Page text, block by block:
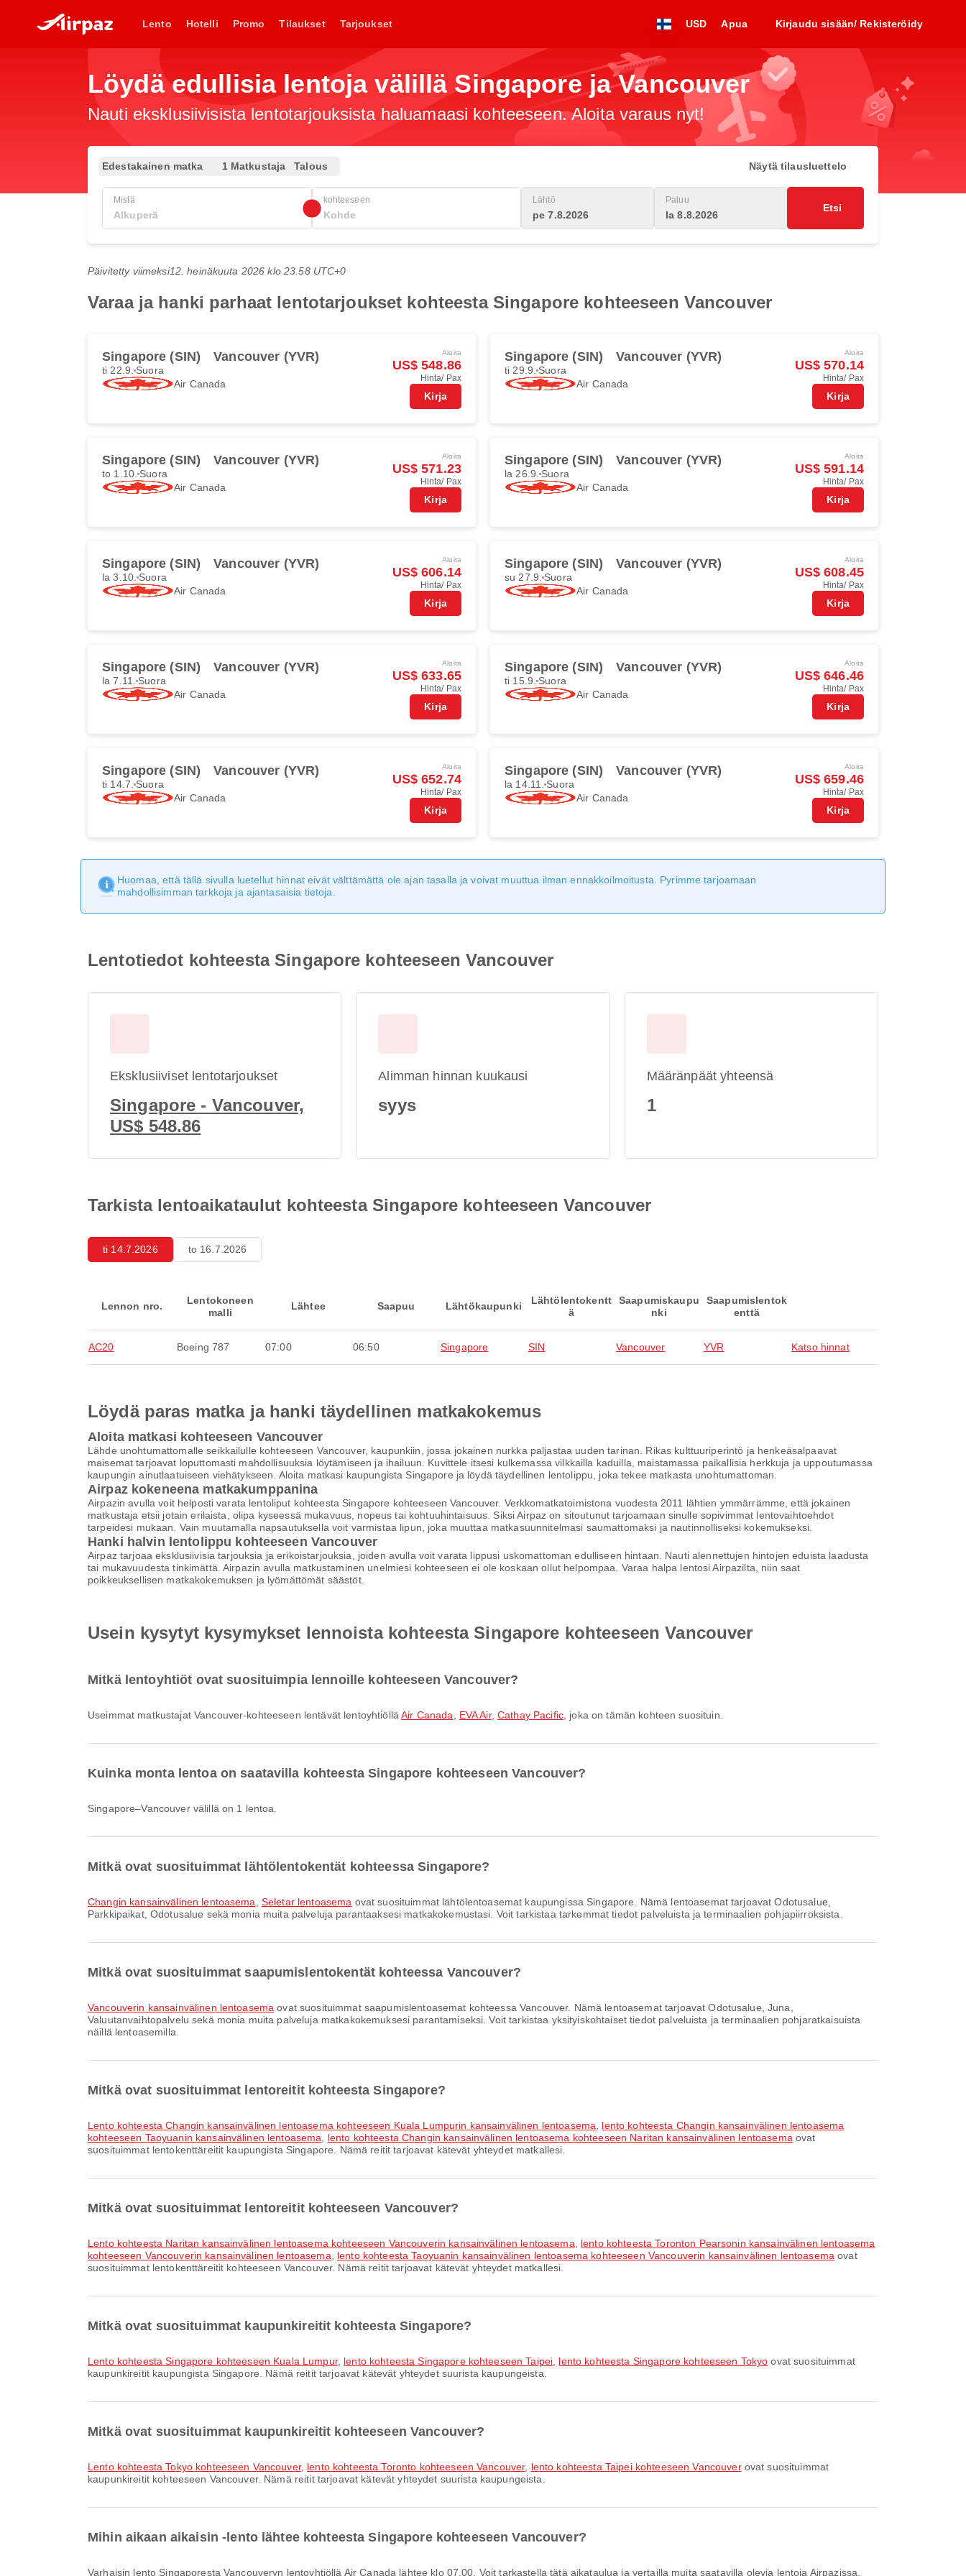
Lento Hotelli Promo Tilaukset Tarjoukset USD Apua Kirjaudu sisään/ Rekisteröidy
Löydä edullisia lentoja välillä Singapore ja Vancouver
Nauti eksklusiivisista lentotarjouksista haluamaasi kohteeseen. Aloita varaus nyt!
Edestakainen matka 1 Matkustaja Talous Näytä tilausluettelo
Mistä kohteeseen Lähtö
pe 7.8.2026
Paluu
la 8.8.2026
Etsi
Päivitetty viimeksi12. heinäkuuta 2026 klo 23.58 UTC+0
Varaa ja hanki parhaat lentotarjoukset kohteesta Singapore kohteeseen Vancouver
Singapore (SIN) Vancouver (YVR)
ti 22.9. Suora
Air Canada
Aloita
US$ 548.86
Hinta/ Pax
Kirja
Singapore (SIN) Vancouver (YVR)
ti 29.9. Suora
Air Canada
Aloita
US$ 570.14
Hinta/ Pax
Kirja
Singapore (SIN) Vancouver (YVR)
to 1.10. Suora
Air Canada
Aloita
US$ 571.23
Hinta/ Pax
Kirja
Singapore (SIN) Vancouver (YVR)
la 26.9. Suora
Air Canada
Aloita
US$ 591.14
Hinta/ Pax
Kirja
Singapore (SIN) Vancouver (YVR)
la 3.10. Suora
Air Canada
Aloita
US$ 606.14
Hinta/ Pax
Kirja
Singapore (SIN) Vancouver (YVR)
su 27.9. Suora
Air Canada
Aloita
US$ 608.45
Hinta/ Pax
Kirja
Singapore (SIN) Vancouver (YVR)
la 7.11. Suora
Air Canada
Aloita
US$ 633.65
Hinta/ Pax
Kirja
Singapore (SIN) Vancouver (YVR)
ti 15.9. Suora
Air Canada
Aloita
US$ 646.46
Hinta/ Pax
Kirja
Singapore (SIN) Vancouver (YVR)
ti 14.7. Suora
Air Canada
Aloita
US$ 652.74
Hinta/ Pax
Kirja
Singapore (SIN) Vancouver (YVR)
la 14.11. Suora
Air Canada
Aloita
US$ 659.46
Hinta/ Pax
Kirja
Huomaa, että tällä sivulla luetellut hinnat eivät välttämättä ole ajan tasalla ja voivat muuttua ilman ennakkoilmoitusta. Pyrimme tarjoamaan
mahdollisimman tarkkoja ja ajantasaisia tietoja.
Lentotiedot kohteesta Singapore kohteeseen Vancouver
Eksklusiiviset lentotarjoukset
Singapore - Vancouver,
US$ 548.86
Alimman hinnan kuukausi
syys
Määränpäät yhteensä
1
Tarkista lentoaikataulut kohteesta Singapore kohteeseen Vancouver
ti 14.7.2026 to 16.7.2026
Lennon nro.
Lentokoneen
malli
Lähtee Saapuu Lähtökaupunki
Lähtölentokentt
ä
Saapumiskaupu
nki
Saapumislentok
enttä
AC20 Boeing 787 07:00 06:50 Singapore SIN Vancouver YVR Katso hinnat
Löydä paras matka ja hanki täydellinen matkakokemus
Aloita matkasi kohteeseen Vancouver
Lähde unohtumattomalle seikkailulle kohteeseen Vancouver, kaupunkiin, jossa jokainen nurkka paljastaa uuden tarinan. Rikas kulttuuriperintö ja henkeäsalpaavat
maisemat tarjoavat loputtomasti mahdollisuuksia löytämiseen ja ihailuun. Kuvittele itsesi kulkemassa vilkkailla kaduilla, maistamassa paikallisia herkkuja ja uppoutumassa
kaupungin ainutlaatuiseen viehätykseen. Aloita matkasi kaupungista Singapore ja löydä täydellinen lentolippu, joka tekee matkasta unohtumattoman.
Airpaz kokeneena matkakumppanina
Airpazin avulla voit helposti varata lentoliput kohteesta Singapore kohteeseen Vancouver. Verkkomatkatoimistona vuodesta 2011 lähtien ymmärrämme, että jokainen
matkustaja etsii jotain erilaista, olipa kyseessä mukavuus, nopeus tai kohtuuhintaisuus. Siksi Airpaz on sitoutunut tarjoamaan sinulle sopivimmat lentovaihtoehdot
tarpeidesi mukaan. Vain muutamalla napsautuksella voit varmistaa lipun, joka muuttaa matkasuunnitelmasi saumattomaksi ja nautinnolliseksi kokemukseksi.
Hanki halvin lentolippu kohteeseen Vancouver
Airpaz tarjoaa eksklusiivisia tarjouksia ja erikoistarjouksia, joiden avulla voit varata lippusi uskomattoman edulliseen hintaan. Nauti alennettujen hintojen eduista laadusta
tai mukavuudesta tinkimättä. Airpazin avulla matkustaminen unelmiesi kohteeseen ei ole koskaan ollut helpompaa. Varaa halpa lentosi Airpazilta, niin saat
poikkeuksellisen matkakokemuksen ja lyömättömät säästöt.
Usein kysytyt kysymykset lennoista kohteesta Singapore kohteeseen Vancouver
Mitkä lentoyhtiöt ovat suosituimpia lennoille kohteeseen Vancouver?
Useimmat matkustajat Vancouver-kohteeseen lentävät lentoyhtiölläAir Canada EVA Air,Cathay Pacific , joka on tämän kohteen suosituin.
Kuinka monta lentoa on saatavilla kohteesta Singapore kohteeseen Vancouver?
Singapore–Vancouver välillä on 1 lentoa.
Mitkä ovat suosituimmat lähtölentokentät kohteessa Singapore?
Changin kansainvälinen lentoasema Seletar lentoasema ovat suosituimmat lähtölentoasemat kaupungissa Singapore. Nämä lentoasemat tarjoavat Odotusalue,
Parkkipaikat, Odotusalue sekä monia muita palveluja parantaaksesi matkakokemustasi. Voit tarkistaa tarkemmat tiedot palveluista ja terminaalien pohjapiirroksista.
Mitkä ovat suosituimmat saapumislentokentät kohteessa Vancouver?
Vancouverin kansainvälinen lentoasema ovat suosituimmat saapumislentoasemat kohteessa Vancouver. Nämä lentoasemat tarjoavat Odotusalue, Juna,
Valuutanvaihtopalvelu sekä monia muita palveluja matkakokemuksesi parantamiseksi. Voit tarkistaa yksityiskohtaiset tiedot palveluista ja terminaalien pohjaratkaisuista
näillä lentoasemilla.
Mitkä ovat suosituimmat lentoreitit kohteesta Singapore?
lento kohteesta Changin kansainvälinen lentoasema kohteeseen Kuala Lumpurin kansainvälinen lentoasema
lento kohteesta Changin kansainvälinen lentoasema
kohteeseen Taoyuanin kansainvälinen lentoasema
lento kohteesta Changin kansainvälinen lentoasema kohteeseen Naritan kansainvälinen lentoasema ovat
suosituimmat lentokenttäreitit kaupungista Singapore. Nämä reitit tarjoavat kätevät yhteydet matkallesi.
Mitkä ovat suosituimmat lentoreitit kohteeseen Vancouver?
lento kohteesta Naritan kansainvälinen lentoasema kohteeseen Vancouverin kansainvälinen lentoasema
lento kohteesta Toronton Pearsonin kansainvälinen lentoasema
kohteeseen Vancouverin kansainvälinen lentoasema
lento kohteesta Taoyuanin kansainvälinen lentoasema kohteeseen Vancouverin kansainvälinen lentoasema ovat
suosituimmat lentokenttäreitit kohteeseen Vancouver. Nämä reitit tarjoavat kätevät yhteydet matkallesi.
Mitkä ovat suosituimmat kaupunkireitit kohteesta Singapore?
lento kohteesta Singapore kohteeseen Kuala Lumpur, lento kohteesta Singapore kohteeseen Taipei lento kohteesta Singapore kohteeseen Tokyo ovat suosituimmat
kaupunkireitit kaupungista Singapore. Nämä reitit tarjoavat kätevät yhteydet suurista kaupungeista.
Mitkä ovat suosituimmat kaupunkireitit kohteeseen Vancouver?
lento kohteesta Tokyo kohteeseen Vancouver, lento kohteesta Toronto kohteeseen Vancouver, lento kohteesta Taipei kohteeseen Vancouverovat suosituimmat
kaupunkireitit kohteeseen Vancouver. Nämä reitit tarjoavat kätevät yhteydet suurista kaupungeista.
Mihin aikaan aikaisin -lento lähtee kohteesta Singapore kohteeseen Vancouver?
Varhaisin lento Singaporesta Vancouveryn lentoyhtiöllä Air Canada lähtee klo 07.00. Voit tarkastella tätä aikataulua ja vertailla muita saatavilla olevia lentoja Airpazissa.